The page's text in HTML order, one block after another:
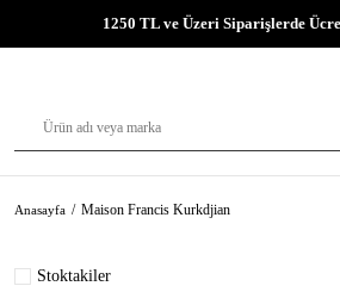
1250 TL ve Üzeri Siparişlerde
Anasayfa Maison Francis Kurkdjian
Stoktakiler